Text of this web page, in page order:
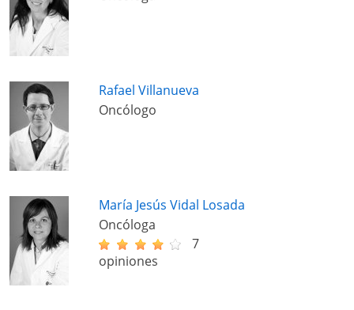
Rafael Villanueva
Oncólogo
María Jesús Vidal Losada
Oncóloga
7
opiniones